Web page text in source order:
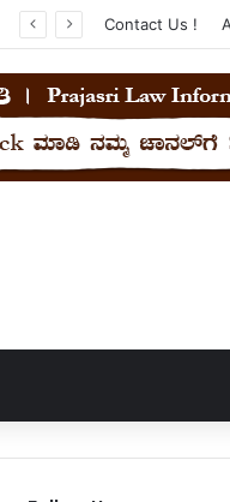
Contact Us !